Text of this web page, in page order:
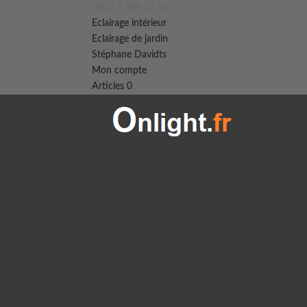
Eclairage intérieur
Eclairage de jardin
Stéphane Davidts
Mon compte
Articles 0